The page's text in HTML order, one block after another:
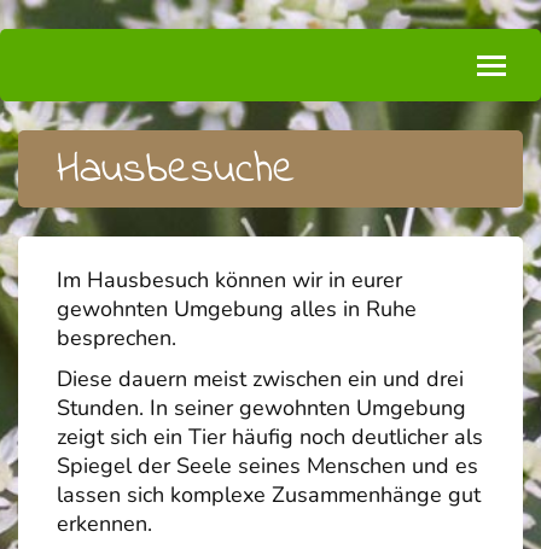
Hausbesuche
Im Hausbesuch können wir in eurer
gewohnten Umgebung alles in Ruhe
besprechen.
Diese dauern meist zwischen ein und drei
Stunden. In seiner gewohnten Umgebung
zeigt sich ein Tier häufig noch deutlicher als
Spiegel der Seele seines Menschen und es
lassen sich komplexe Zusammenhänge gut
erkennen.